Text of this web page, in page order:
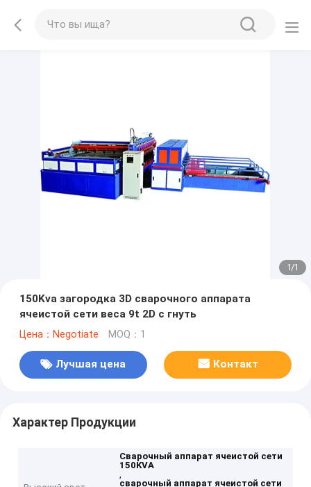
1/1
150Kva загородка 3D сварочного аппарата
ячеистой сети веса 9t 2D с гнуть
Цена：Negotiate MOQ：1
Лучшая цена Контакт
Характер Продукции
Сварочный аппарат ячеистой сети
150KVA
,
сварочный аппарат ячеистой сети